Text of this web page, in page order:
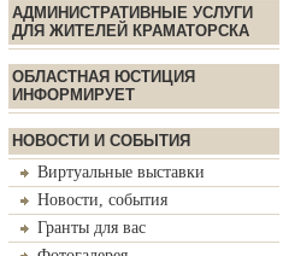
АДМИНИСТРАТИВНЫЕ УСЛУГИ
ДЛЯ ЖИТЕЛЕЙ КРАМАТОРСКА
ОБЛАСТНАЯ ЮСТИЦИЯ
ИНФОРМИРУЕТ
НОВОСТИ И СОБЫТИЯ
Виртуальные выставки
Новости, события
Гранты для вас